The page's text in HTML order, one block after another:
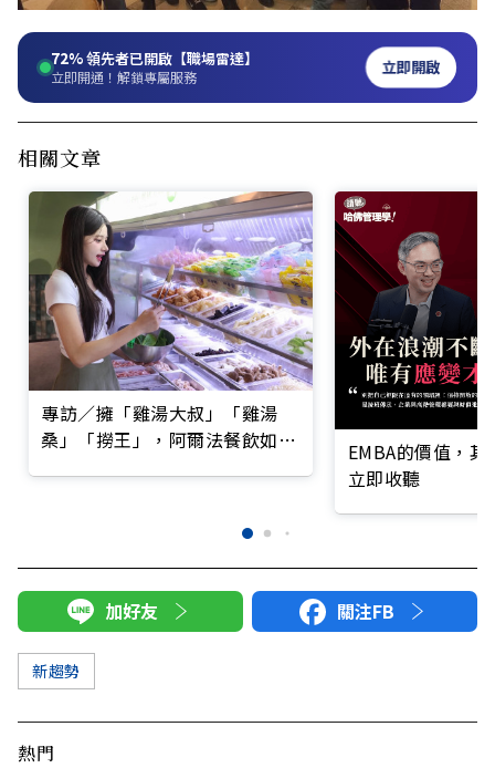
72%領先者已開啟【職場雷達】
立即開通！解鎖專屬服務 立即開啟
相關文章
專訪／擁「雞湯大叔」「雞湯
桑」「撈王」，阿爾法餐飲如何
EMBA的價值，
立即收聽
加好友 關注FB
新趨勢
熱門